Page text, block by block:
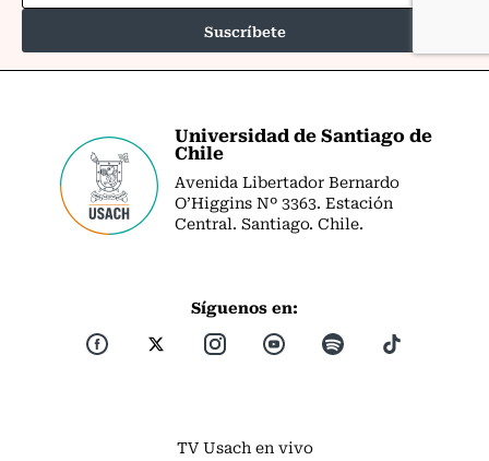
Universidad de Santiago de
Chile
Avenida Libertador Bernardo
O’Higgins Nº 3363. Estación
Central. Santiago. Chile.
Síguenos en:
TV Usach en vivo